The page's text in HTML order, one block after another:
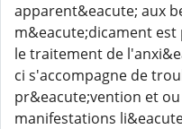
apparent&eacute; aux
m&eacute;dicament
le traitement de
ci s'accompagne de
pr&eacute;vention et
manifestations